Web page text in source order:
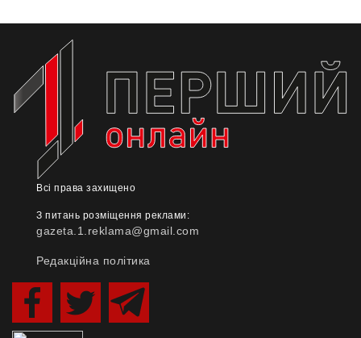
Всі права захищено
З питань розміщення реклами:
gazeta.1.reklama@gmail.com
Редакційна політика